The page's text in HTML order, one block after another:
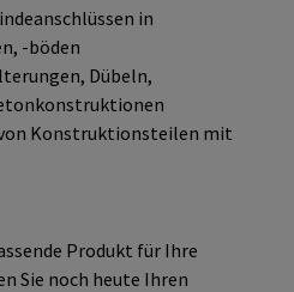
in
-böden
Dübeln,
Konstruktionsteilen mit
Produkt für Ihre
Sie noch heute Ihren